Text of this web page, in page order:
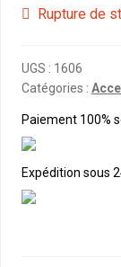
Rupture de
UGS : 1606
Catégories :
Paiement 100%
Expédition sous